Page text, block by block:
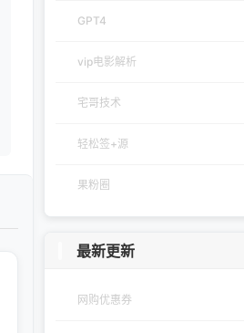
GPT4
vip电影解析
宅哥技术
轻松签+源
果粉圈
最新更新
网购优惠券